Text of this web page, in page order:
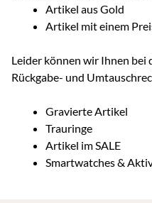
Artikel aus Gold
Artikel mit einem
Leider können wir Ihnen
Rückgabe- und
Gravierte Artikel
Trauringe
Artikel im SALE
Smartwatches &